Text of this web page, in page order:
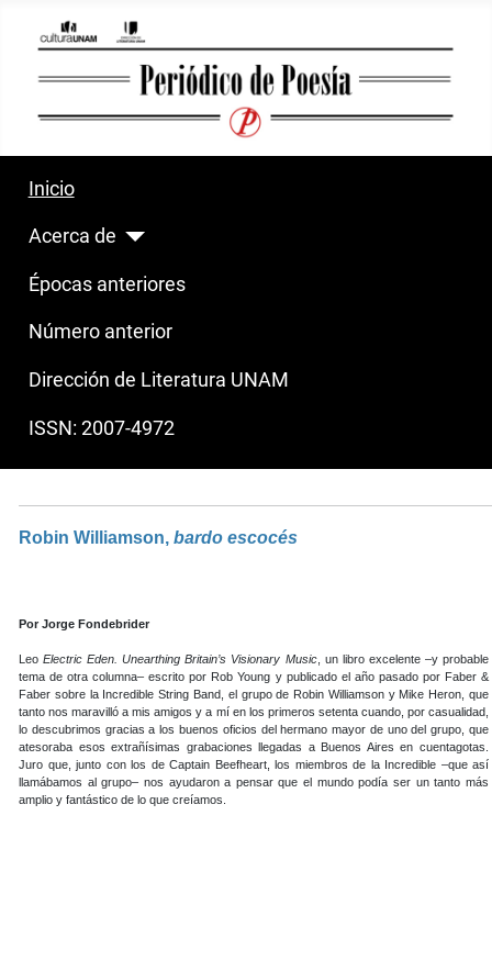
Inicio
Acerca de
Épocas anteriores
Número anterior
Dirección de Literatura UNAM
ISSN: 2007-4972
Robin Williamson, bardo escocés
Por Jorge Fondebrider
LeoElectric Eden. Unearthing Britain’s Visionary Music, un libro excelente –y probable
tema de otra columna– escrito por Rob Young y publicado el año pasado por Faber &
Faber sobre la Incredible String Band, el grupo de Robin Williamson y Mike Heron, que
tanto nos maravilló a mis amigos y a mí en los primeros setenta cuando, por casualidad,
lo descubrimos gracias a los buenos oficios del hermano mayor de uno del grupo, que
atesoraba esos extrañísimas grabaciones llegadas a Buenos Aires en cuentagotas.
Juro que, junto con los de Captain Beefheart, los miembros de la Incredible –que así
llamábamos al grupo– nos ayudaron a pensar que el mundo podía ser un tanto más
amplio y fantástico de lo que creíamos.